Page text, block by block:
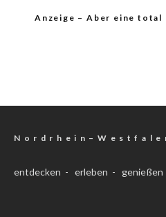
Anzeige – Aber eine total
N o r d r h e i n – W e s t f a l e
entdecken - erleben - genießen